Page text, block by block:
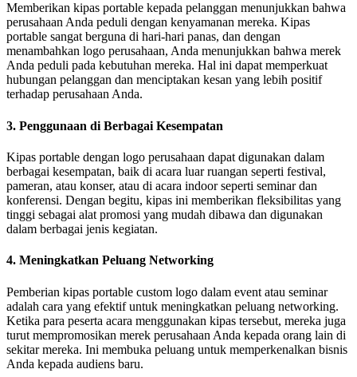
Memberikan kipas portable kepada pelanggan menunjukkan bahwa
perusahaan Anda peduli dengan kenyamanan mereka. Kipas
portable sangat berguna di hari-hari panas, dan dengan
menambahkan logo perusahaan, Anda menunjukkan bahwa merek
Anda peduli pada kebutuhan mereka. Hal ini dapat memperkuat
hubungan pelanggan dan menciptakan kesan yang lebih positif
terhadap perusahaan Anda.
3. Penggunaan di Berbagai Kesempatan
Kipas portable dengan logo perusahaan dapat digunakan dalam
berbagai kesempatan, baik di acara luar ruangan seperti festival,
pameran, atau konser, atau di acara indoor seperti seminar dan
konferensi. Dengan begitu, kipas ini memberikan fleksibilitas yang
tinggi sebagai alat promosi yang mudah dibawa dan digunakan
dalam berbagai jenis kegiatan.
4. Meningkatkan Peluang Networking
Pemberian kipas portable custom logo dalam event atau seminar
adalah cara yang efektif untuk meningkatkan peluang networking.
Ketika para peserta acara menggunakan kipas tersebut, mereka juga
turut mempromosikan merek perusahaan Anda kepada orang lain di
sekitar mereka. Ini membuka peluang untuk memperkenalkan bisnis
Anda kepada audiens baru.